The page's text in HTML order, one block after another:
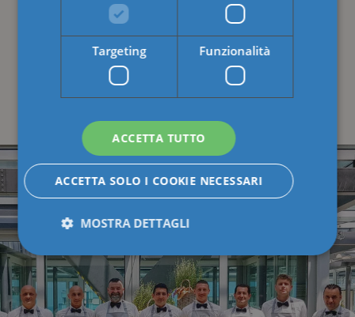
Eventi pubblici e occasioni
private: Atlantic Catering &
Banqueting è per i momenti
speciali
Targeting Funzionalità
ACCETTA TUTTO
ACCETTA SOLO I COOKIE NECESSARI
MOSTRA DETTAGLI
Strettamente necessari
Performance
Targeting
Funzionalità